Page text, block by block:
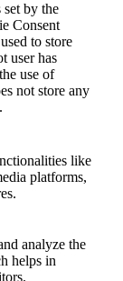
by the
Consent
to store
user has
use of
not store any
like
platforms,
analyze the
helps in